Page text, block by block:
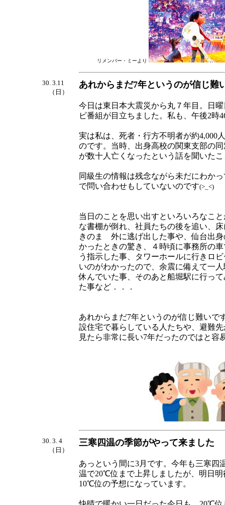
リメンバー・ミーより
30. 3.11
（日）
あれからまだ7年というのが信じ難
今日は東日本大震災から丸７年目。日
ビ番組が目立ちました。私も、午後2時
実は私は、死者・行方不明者が約4,000
のです。当時、出身高校の関東支部の
が数十人亡くなったという話を聞いた
同級生の情報は残念ながら未だにわか
で問い合わせもしていないのです(>_<)
当日のことを思い出すといろいろなこ
な書棚が倒れ、社員たちの後を追い、
きのまゝ外に逃げ出した事や、仙台出
かったときの驚き、４時頃に事務所の
う指示した事、タワーホールに行きロ
いのがわかったので、余震に備えて一
休んでいた事、そのあと船堀駅に行っ
た事など．．．
あれからまだ7年というのが信じ難いで
設住宅で暮らしている人たちや、避難
見たら非常に長い7年だったのではと容
30. 3. 4
（日）
三寒四温の季節がやって来ました
あっという間に3月です。今年も三寒四
温で20℃位まで上昇しましたが、明日
10℃位の予想になっています。